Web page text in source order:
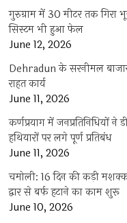
गुरुग्राम में 30 मीटर तक गिरा
सिस्टम भी हुआ फेल
June 12, 2026
Dehradun के सरनीमल
राहत कार्य
June 11, 2026
कर्णप्रयाग में जनप्रतिनिधियों
हथियारों पर लगे पूर्ण प्रतिबंध
June 11, 2026
चमोली: 16 दिन की कड़ी
द्वार से बर्फ हटाने का काम शुरू
June 10, 2026